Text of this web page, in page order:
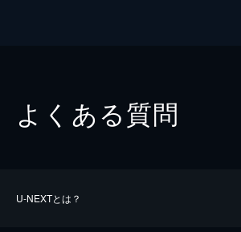
よくある質問
U-NEXTとは？